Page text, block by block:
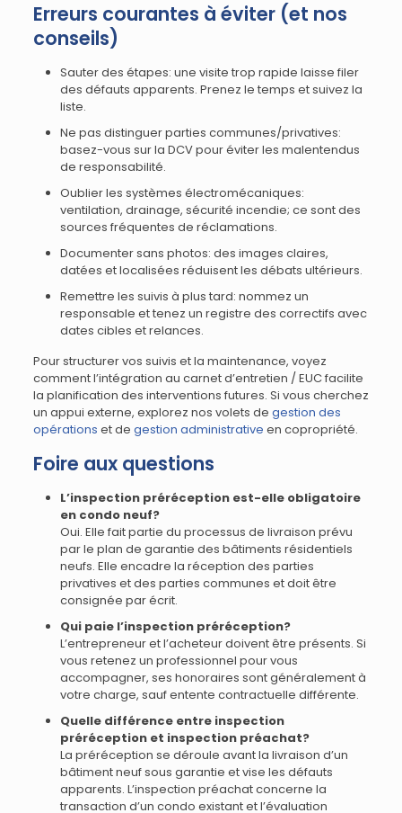
Erreurs courantes à éviter (et nos
conseils)
Sauter des étapes: une visite trop rapide laisse filer
des défauts apparents. Prenez le temps et suivez la
liste.
Ne pas distinguer parties communes/privatives:
basez-vous sur la DCV pour éviter les malentendus
de responsabilité.
Oublier les systèmes électromécaniques:
ventilation, drainage, sécurité incendie; ce sont des
sources fréquentes de réclamations.
Documenter sans photos: des images claires,
datées et localisées réduisent les débats ultérieurs.
Remettre les suivis à plus tard: nommez un
responsable et tenez un registre des correctifs avec
dates cibles et relances.
Pour structurer vos suivis et la maintenance, voyez
comment l’intégration au carnet d’entretien / EUC facilite
la planification des interventions futures. Si vous cherchez
un appui externe, explorez nos volets de gestion des
opérations et de gestion administrative en copropriété.
Foire aux questions
L’inspection préréception est-elle obligatoire
en condo neuf?
Oui. Elle fait partie du processus de livraison prévu
par le plan de garantie des bâtiments résidentiels
neufs. Elle encadre la réception des parties
privatives et des parties communes et doit être
consignée par écrit.
Qui paie l’inspection préréception?
L’entrepreneur et l’acheteur doivent être présents. Si
vous retenez un professionnel pour vous
accompagner, ses honoraires sont généralement à
votre charge, sauf entente contractuelle différente.
Quelle différence entre inspection
préréception et inspection préachat?
La préréception se déroule avant la livraison d’un
bâtiment neuf sous garantie et vise les défauts
apparents. L’inspection préachat concerne la
transaction d’un condo existant et l’évaluation